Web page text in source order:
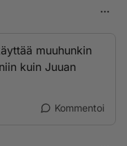
muuhunkin
kuin Juuan
Kommentoi